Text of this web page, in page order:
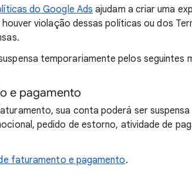
do Google Ads ajudam a criar uma
violação dessas políticas ou dos
temporariamente pelos seguintes
e pagamento
sua conta poderá ser suspensa
pedido de estorno, atividade de
faturamento e pagamento.